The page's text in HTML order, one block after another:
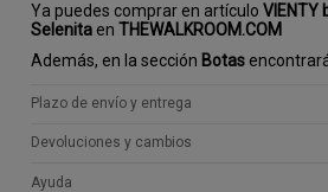
Ya puedes comprar en artículoVIENTY
Selenita enTHEWALKROOM.COM
Además, en la sección Botas
Plazo de envío y entrega
Devoluciones y cambios
Ayuda